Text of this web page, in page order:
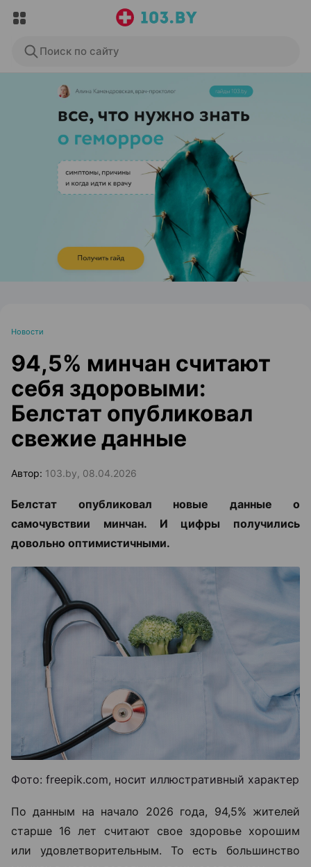
Поиск по сайту
ЭФФЕКТИВНАЯ РЕКЛАМА НА САЙТЕ
Новости
94,5% минчан считают
себя здоровыми:
Белстат опубликовал
свежие данные
Автор: 103.by, 08.04.2026
Белстат опубликовал новые данные о
самочувствии минчан. И цифры получились
довольно оптимистичными.
Фото: freepik.com, носит иллюстративный характер
По данным на начало 2026 года, 94,5% жителей
старше 16 лет считают свое здоровье хорошим
или удовлетворительным. То есть большинство